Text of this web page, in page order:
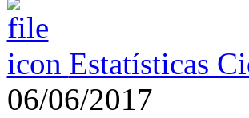
Estatísticas
06/06/2017